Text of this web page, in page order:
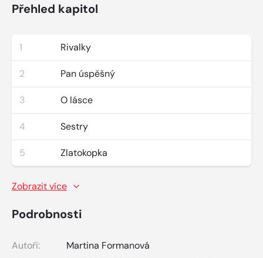
Přehled kapitol
1 Rivalky
2 Pan úspěšný
3 O lásce
4 Sestry
5 Zlatokopka
Zobrazit více
Podrobnosti
Autoři:
Martina Formanová